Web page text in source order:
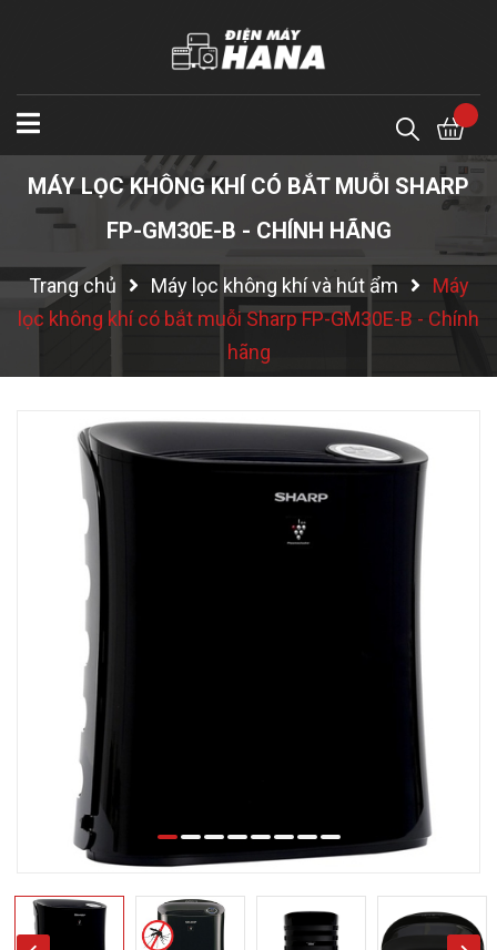
MÁY LỌC KHÔNG KHÍ CÓ BẮT MUỖI SHARP
FP-GM30E-B - CHÍNH HÃNG
Trang chủ Máy lọc không khí và hút ẩm
Máy
lọc không khí có bắt muỗi Sharp FP-GM30E-B - Chính
hãng